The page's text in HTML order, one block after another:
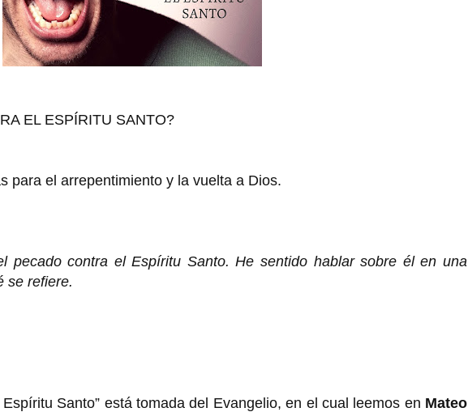
EL ESPÍRITU SANTO?
para el arrepentimiento y la vuelta a Dios.
pecado contra el Espíritu Santo. He sentido hablar sobre él en una
se refiere.
Santo” está tomada del Evangelio, en el cual leemos en Mateo